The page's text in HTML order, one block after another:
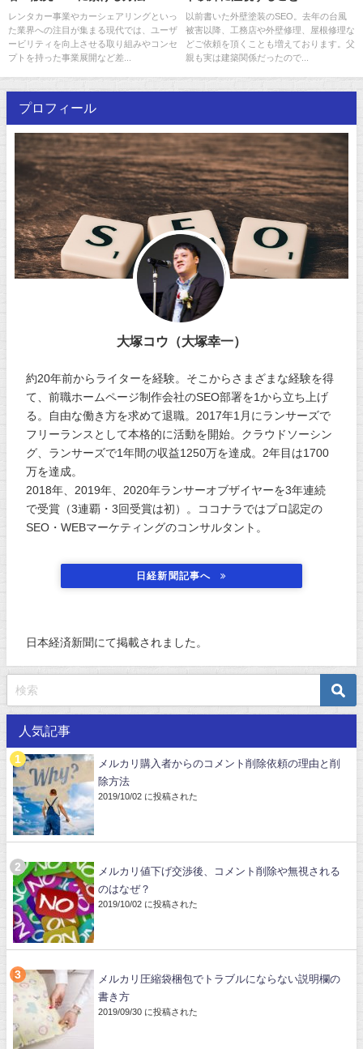
レンタカー事業やカーシェアリングといっ
た業界への注目が集まる現代では、ユーザ
ービリティを向上させる取り組みやコンセ
プトを持った事業展開など差...
以前書いた外壁塗装のSEO。去年の台風
被害以降、工務店や外壁修理、屋根修理な
どご依頼を頂くことも増えております。父
親も実は建築関係だったので...
プロフィール
大塚コウ（大塚幸一）
約20年前からライターを経験。そこからさまざまな経験を得
て、前職ホームページ制作会社のSEO部署を1から立ち上げ
る。自由な働き方を求めて退職。2017年1月にランサーズで
フリーランスとして本格的に活動を開始。クラウドソーシン
グ、ランサーズで1年間の収益1250万を達成。2年目は1700
万を達成。
2018年、2019年、2020年ランサーオブザイヤーを3年連続
で受賞（3連覇・3回受賞は初）。ココナラではプロ認定の
SEO・WEBマーケティングのコンサルタント。
日経新聞記事へ
日本経済新聞にて掲載されました。
人気記事
メルカリ購入者からのコメント削除依頼の理由と削
除方法
2019/10/02 に投稿された
メルカリ値下げ交渉後、コメント削除や無視される
のはなぜ？
2019/10/02 に投稿された
メルカリ圧縮袋梱包でトラブルにならない説明欄の
書き方
2019/09/30 に投稿された